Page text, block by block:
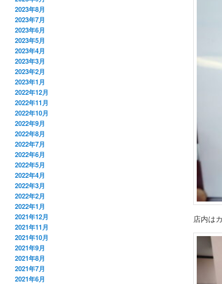
店内は
2023年8月
2023年7月
2023年6月
2023年5月
2023年4月
2023年3月
2023年2月
2023年1月
2022年12月
2022年11月
2022年10月
2022年9月
2022年8月
2022年7月
2022年6月
2022年5月
2022年4月
2022年3月
2022年2月
2022年1月
2021年12月
2021年11月
2021年10月
2021年9月
2021年8月
2021年7月
2021年6月